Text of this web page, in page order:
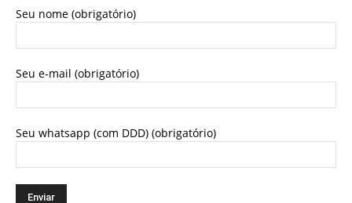
Seu nome (obrigatório)
Seu e-mail (obrigatório)
Seu whatsapp (com DDD) (obrigatório)